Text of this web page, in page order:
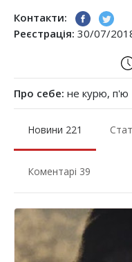
Контакти:
Реєстрація: 30/07/
Про себе: не курю, п'ю
Новини 221
Коментарі 39